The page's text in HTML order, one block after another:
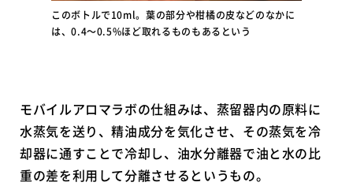
このボトルで10ml。葉の部分や柑橘の皮などのなかに
は、0.4〜0.5%ほど取れるものもあるという
モバイルアロマラボの仕組みは、蒸留器内の原料に
水蒸気を送り、精油成分を気化させ、その蒸気を冷
却器に通すことで冷却し、油水分離器で油と水の比
重の差を利用して分離させるというもの。